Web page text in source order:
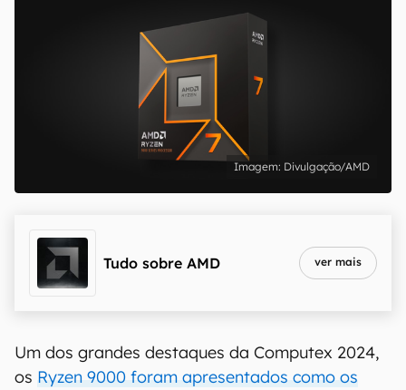
Divulgação/AMD
Tudo sobre AMD ver mais
Um dos grandes destaques da Computex 2024,
os Ryzen 9000 foram apresentados como os